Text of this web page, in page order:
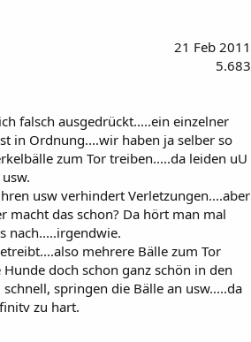
21 Feb 2011
5.683
falsch ausgedrückt.....ein einzelner
in Ordnung....wir haben ja selber so
zum Tor treiben.....da leiden uU
usw verhindert Verletzungen....aber
macht das schon? Da hört man mal
nach.....irgendwie.
mehrere Bälle zum Tor
doch schon ganz schön in den
springen die Bälle an usw.....da
zu hart.